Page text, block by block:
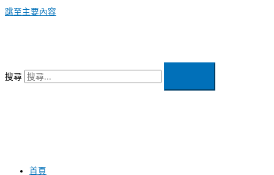
跳至主要內容
搜尋
首頁